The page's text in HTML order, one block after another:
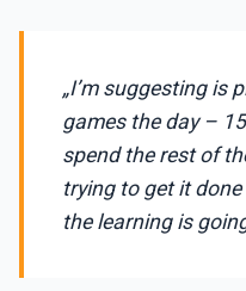
„I’m suggesting is
games the day –
spend the rest of
trying to get it done
the learning is